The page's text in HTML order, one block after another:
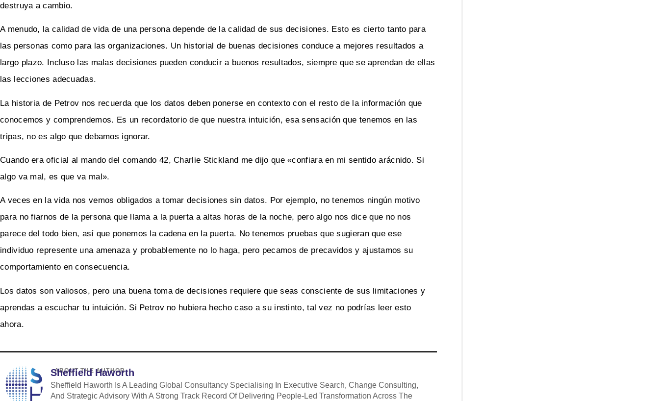
destruya a cambio.
A menudo, la calidad de vida de una persona depende de la calidad de sus decisiones. Esto es cierto tanto para
las personas como para las organizaciones. Un historial de buenas decisiones conduce a mejores resultados a
largo plazo. Incluso las malas decisiones pueden conducir a buenos resultados, siempre que se aprendan de ellas
las lecciones adecuadas.
La historia de Petrov nos recuerda que los datos deben ponerse en contexto con el resto de la información que
conocemos y comprendemos. Es un recordatorio de que nuestra intuición, esa sensación que tenemos en las
tripas, no es algo que debamos ignorar.
Cuando era oficial al mando del comando 42, Charlie Stickland me dijo que «confiara en mi sentido arácnido. Si
algo va mal, es que va mal».
A veces en la vida nos vemos obligados a tomar decisiones sin datos. Por ejemplo, no tenemos ningún motivo
para no fiarnos de la persona que llama a la puerta a altas horas de la noche, pero algo nos dice que no nos
parece del todo bien, así que ponemos la cadena en la puerta. No tenemos pruebas que sugieran que ese
individuo represente una amenaza y probablemente no lo haga, pero pecamos de precavidos y ajustamos su
comportamiento en consecuencia.
Los datos son valiosos, pero una buena toma de decisiones requiere que seas consciente de sus limitaciones y
aprendas a escuchar tu intuición. Si Petrov no hubiera hecho caso a su instinto, tal vez no podrías leer esto
ahora.
ABOUT THE AUTHOR
Sheffield Haworth
Sheffield Haworth Is A Leading Global Consultancy Specialising In Executive Search, Change Consulting,
And Strategic Advisory With A Strong Track Record Of Delivering People-Led Transformation Across The